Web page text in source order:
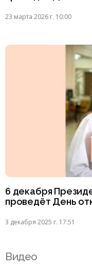
23 марта 2026 г. 10:00
6 декабря
проведёт День
3 декабря 2025 г. 17:51
Видео